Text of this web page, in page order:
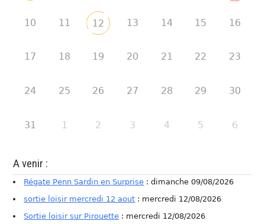
10 11 12 13 14 15 16
17 18 19 20 21 22 23
24 25 26 27 28 29 30
31 1 2 3 4 5 6
A venir :
Régate Penn Sardin en Surprise : dimanche 09/08/2026
sortie loisir mercredi 12 aout : mercredi 12/08/2026
Sortie loisir sur Pirouette : mercredi 12/08/2026